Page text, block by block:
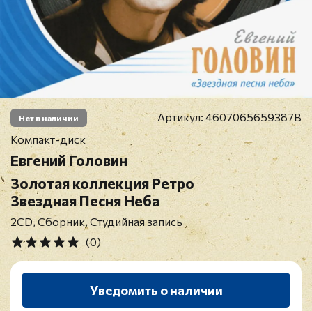
Нет в наличии Артикул: 4607065659387B
Компакт-диск
Евгений Головин
Золотая коллекция Ретро
Звездная Песня Неба
2CD, Сборник, Студийная запись
(0)
Уведомить о наличии